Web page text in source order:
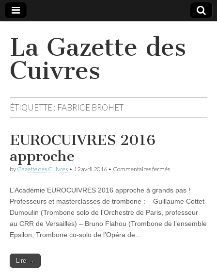
La Gazette des
Cuivres
ÉTIQUETTE : FABRICE BROHET
EUROCUIVRES 2016
approche
by Gazette des Cuivres • 12 avril 2016 • Commentaires ferméssur
approche
L’Académie EUROCUIVRES 2016 approche à grands pas !
Professeurs et masterclasses de trombone : – Guillaume Cottet-
Dumoulin (Trombone solo de l’Orchestre de Paris, professeur
au CRR de Versailles) – Bruno Flahou (Trombone de l’ensemble
Epsilon, Trombone co-solo de l’Opéra de…
Lire →